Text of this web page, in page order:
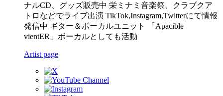
ナルCD、グッズ販売中 栄ミナミ音楽祭、クラブクア
トロなどでライブ出演 TikTok,Instagram,Twitterにて情報
発信中 ギター＆ボーカルユニット 「Apacible
vientER」ボーカルとしても活動
Artist page